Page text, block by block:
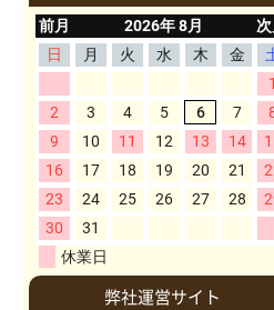
弊社運営サイト